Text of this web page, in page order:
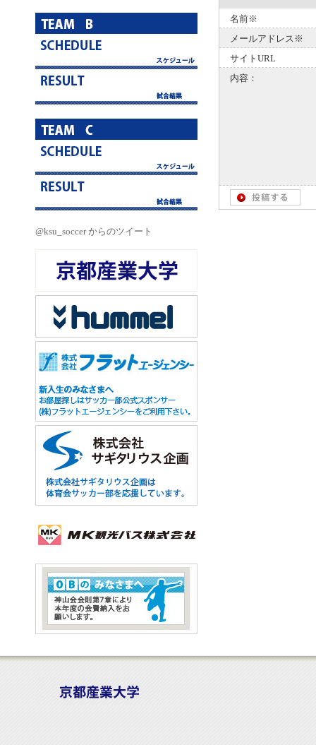
@ksu_soccer からのツイート
名前※
メールアドレス※
サイトURL
内容：